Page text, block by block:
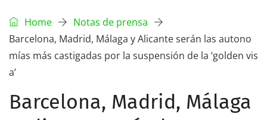
Home
Notas de prensa
Barcelona, Madrid, Málaga y Alicante serán las autono
mías más castigadas por la suspensión de la ‘golden vis
a’
Barcelona, Madrid, Málaga